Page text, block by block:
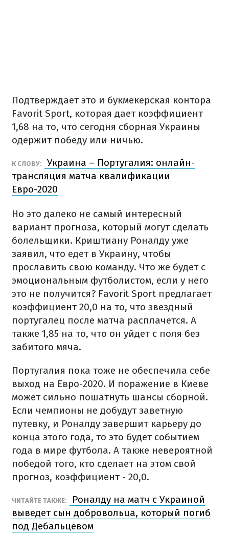
Подтверждает это и букмекерская контора
Favorit Sport, которая дает коэффициент
1,68 на то, что сегодня сборная Украины
одержит победу или ничью.
К СЛОВУ:
Украина – Португалия: онлайн-
трансляция матча квалификации
Евро-2020
Но это далеко не самый интересный
вариант прогноза, который могут сделать
болельщики. Криштиану Роналду уже
заявил, что едет в Украину, чтобы
прославить свою команду. Что же будет с
эмоциональным футболистом, если у него
это не получится? Favorit Sport предлагает
коэффициент 20,0 на то, что звездный
португалец после матча расплачется. А
также 1,85 на то, что он уйдет с поля без
забитого мяча.
Португалия пока тоже не обеспечила себе
выход на Евро-2020. И поражение в Киеве
может сильно пошатнуть шансы сборной.
Если чемпионы не добудут заветную
путевку, и Роналду завершит карьеру до
конца этого года, то это будет событием
года в мире футбола. А также невероятной
победой того, кто сделает на этом свой
прогноз, коэффициент - 20,0.
ЧИТАЙТЕ ТАКЖЕ:
Роналду на матч с Украиной
выведет сын добровольца, который погиб
под Дебальцевом